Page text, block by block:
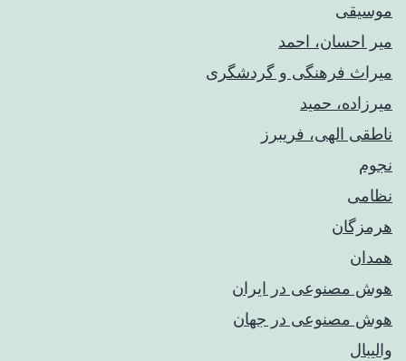
موسیقی
میر احسان، احمد
میراث فرهنگی و گردشگری
میرزاده، حمید
ناطقی الهی، فریبرز
نجوم
نظامی
هرمزگان
همدان
هوش مصنوعی در ایران
هوش مصنوعی در جهان
والیبال